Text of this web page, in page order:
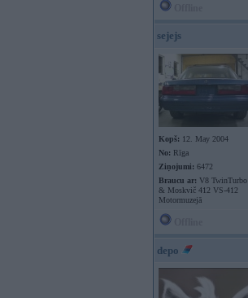
sejejs
Kopš: 12. May 2004
No: Rīga
Ziņojumi: 6472
Braucu ar: V8
& Moskvič 412 VS-412
Motormuzejā
depo